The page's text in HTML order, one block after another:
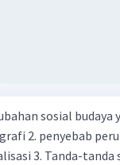
sosial
2. penyebab
3. Tanda-